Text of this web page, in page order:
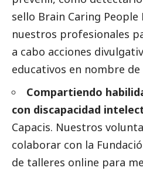
sello Brain Caring People
nuestros profesionales
a cabo acciones
educativos en nombre de
Compartiendo
con discapacidad
Capacis. Nuestros
colaborar con la
de talleres online para